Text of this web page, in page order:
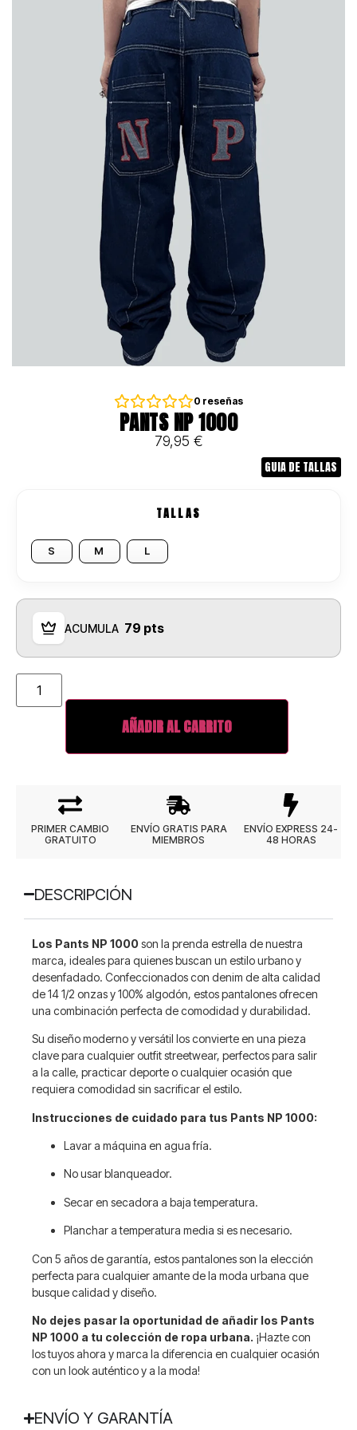
0 reseñas
PANTS NP 1000
79,95 €
GUIA DE TALLAS
TALLAS
S M L
ACUMULA 79 pts
AÑADIR AL CARRITO
DESCRIPCIÓN
Los Pants NP 1000son la prenda estrella de nuestra
marca, ideales para quienes buscan un estilo urbano y
desenfadado. Confeccionados con denim de alta calidad
de 14 1/2 onzas y 100% algodón, estos pantalones ofrecen
una combinación perfecta de comodidad y durabilidad.
Su diseño moderno y versátil los convierte en una pieza
clave para cualquier outfit streetwear, perfectos para salir
a la calle, practicar deporte o cualquier ocasión que
requiera comodidad sin sacrificar el estilo.
Instrucciones de cuidado para tus Pants NP 1000:
Lavar a máquina en agua fría.
No usar blanqueador.
Secar en secadora a baja temperatura.
Planchar a temperatura media si es necesario.
Con 5 años de garantía, estos pantalones son la elección
perfecta para cualquier amante de la moda urbana que
busque calidad y diseño.
No dejes pasar la oportunidad de añadir los Pants
NP 1000 a tu colección de ropa urbana. ¡Hazte con
los tuyos ahora y marca la diferencia en cualquier ocasión
con un look auténtico y a la moda!
ENVÍO Y GARANTÍA
PRIMER CAMBIO
GRATUITO
ENVÍO GRATIS PARA
MIEMBROS
ENVÍO EXPRESS 24-
48 HORAS